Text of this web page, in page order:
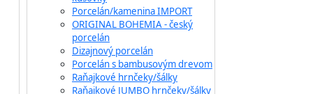
Porcelán/kamenina IMPORT
ORIGINAL BOHEMIA - český
porcelán
Dizajnový porcelán
Porcelán s bambusovým drevom
Raňajkové hrnčeky/šálky
Raňajkové JUMBO hrnčeky/šálky